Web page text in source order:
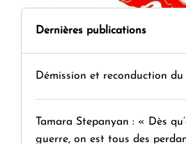
Dernières publications
Démission et reconduction
Tamara Stepanyan : « Dès
guerre, on est tous des